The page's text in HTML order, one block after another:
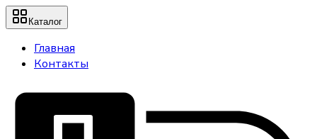
Каталог
Главная
Контакты